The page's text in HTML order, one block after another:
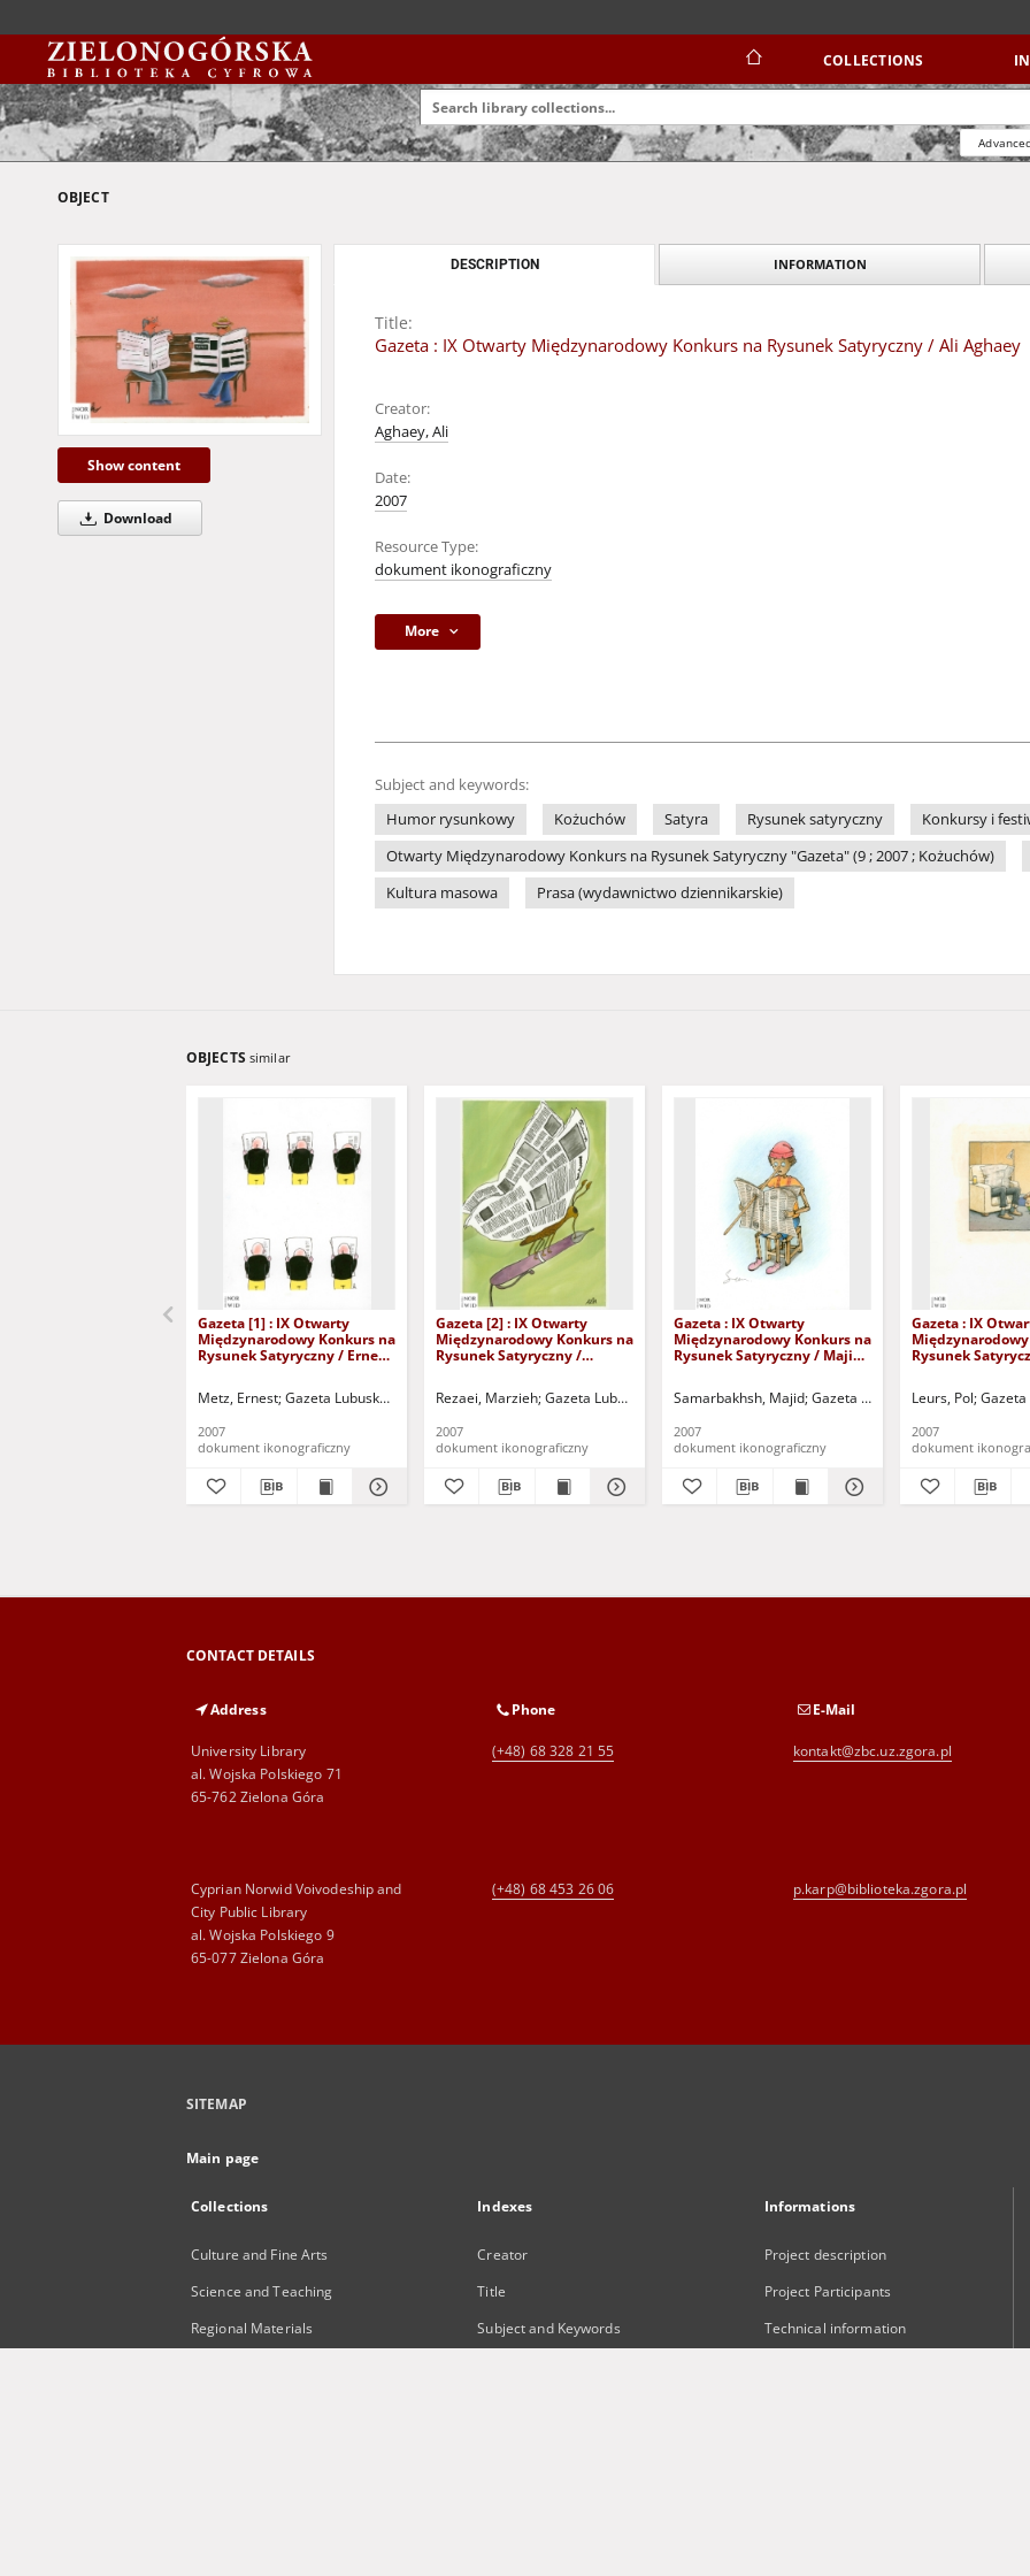
COLLECTIONS
OBJECT
Show content
Download
DESCRIPTION INFORMATION
Title:
Gazeta : IX Otwarty Międzynarodowy Konkurs na Rysunek Satyryczny / Ali Aghaey
Creator:
Aghaey, Ali
Date:
2007
Resource Type:
dokument ikonograficzny
More
Subject and keywords:
Humor rysunkowy
Kożuchów Satyra Rysunek satyryczny
Konkursy i
Otwarty Międzynarodowy Konkurs na Rysunek Satyryczny "Gazeta" (9 ; 2007 ; Kożuchów)
Kultura masowa
Prasa (wydawnictwo dziennikarskie)
OBJECTS similar
Gazeta [1] : IX Otwarty
Międzynarodowy Konkurs na
Rysunek Satyryczny / Ernest
Metz, Ernest Gazeta Lubuska (Zielona Góra) Kożuchowski Ośrodek Kultury i Sportu "Zamek" (Kożuchów). (ul. Klasztorna 14, 67-
2007
dokument ikonograficzny
Gazeta [2] : IX Otwarty
Międzynarodowy Konkurs na
Rysunek Satyryczny /
Rezaei, Marzieh Gazeta Lubuska (Zielona Góra) Kożuchowski Ośrodek Kultury i Sportu
2007
dokument ikonograficzny
Gazeta : IX Otwarty
Międzynarodowy Konkurs na
Rysunek Satyryczny / Majid
Samarbakhsh, Majid Gazeta Lubuska (Zielona Góra)
2007
dokument ikonograficzny
Gazeta : IX
Rysunek
Leurs, Pol Gazeta
2007
dokument
CONTACT DETAILS
Address
University Library
al. Wojska Polskiego 71
65-762 Zielona Góra
Phone
(+48) 68 328 21 55
E-Mail
kontakt@zbc.uz.zgora.pl
Cyprian Norwid Voivodeship and
City Public Library
al. Wojska Polskiego 9
65-077 Zielona Góra
(+48) 68 453 26 06 p.karp@biblioteka.zgora.pl
SITEMAP
Main page
Collections
Culture and Fine Arts
Science and Teaching
Regional Materials
Indexes
Creator
Title
Subject and Keywords
Informations
Project description
Project Participants
Technical information